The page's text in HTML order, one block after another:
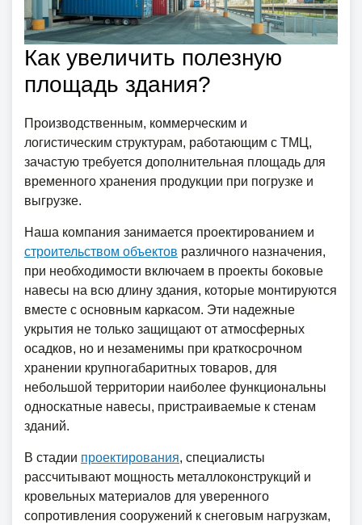
Как увеличить полезную
площадь здания?
Производственным, коммерческим и
логистическим структурам, работающим с ТМЦ,
зачастую требуется дополнительная площадь для
временного хранения продукции при погрузке и
выгрузке.
Наша компания занимается проектированием и
строительством объектов различного назначения,
при необходимости включаем в проекты боковые
навесы на всю длину здания, которые монтируются
вместе с основным каркасом. Эти надежные
укрытия не только защищают от атмосферных
осадков, но и незаменимы при краткосрочном
хранении крупногабаритных товаров, для
небольшой территории наиболее функциональны
односкатные навесы, пристраиваемые к стенам
зданий.
В стадии проектирования, специалисты
рассчитывают мощность металлоконструкций и
кровельных материалов для уверенного
сопротивления сооружений к снеговым нагрузкам,